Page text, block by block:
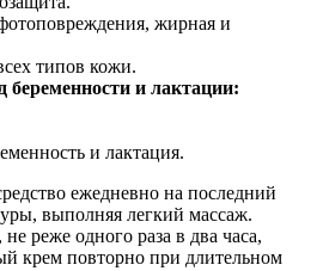
жирная и
типов кожи.
беременности и лактации:
и лактация.
ежедневно на последний
выполняя легкий массаж.
не реже одного раза в два часа,
крем повторно при длительном